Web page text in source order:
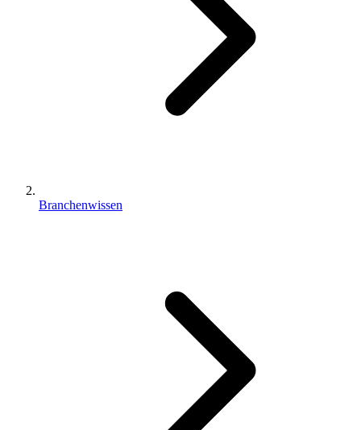
Branchenwissen